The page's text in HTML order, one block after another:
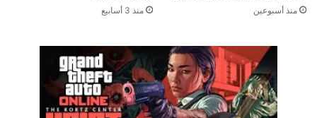
منذ أسبوعين منذ 3 أسابيع